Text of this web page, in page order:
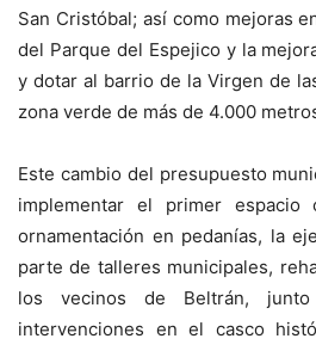
San Cristóbal; así como mejoras
del Parque del Espejico y la
y dotar al barrio de la Virgen de
zona verde de más de 4.000
Este cambio del presupuesto
implementar el primer espacio
ornamentación en pedanías, la
parte de talleres municipales,
los vecinos de Beltrán,
intervenciones en el casco